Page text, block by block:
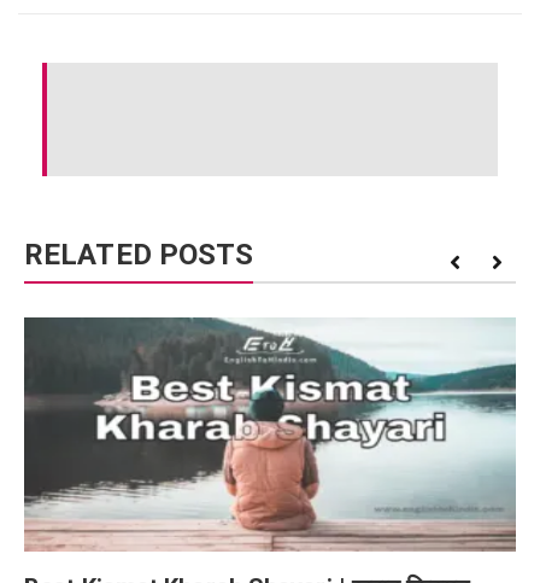
RELATED POSTS